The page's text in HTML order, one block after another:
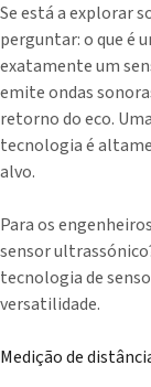
Se está a explorar
perguntar: o que é
exatamente um
emite ondas
retorno do eco.
tecnologia é
alvo.
Para os
sensor
tecnologia de
versatilidade.
Medição de